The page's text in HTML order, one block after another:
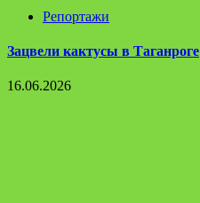
Репортажи
Зацвели кактусы в Таганроге
16.06.2026